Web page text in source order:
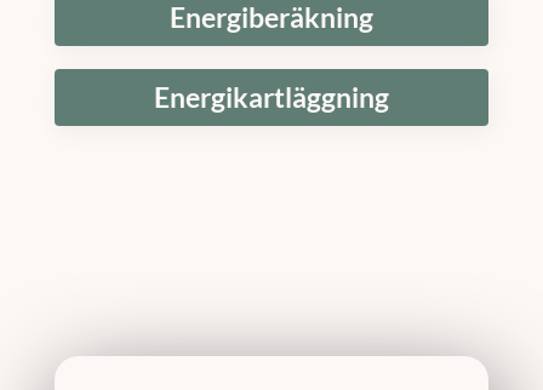
Energiberäkning
Energikartläggning